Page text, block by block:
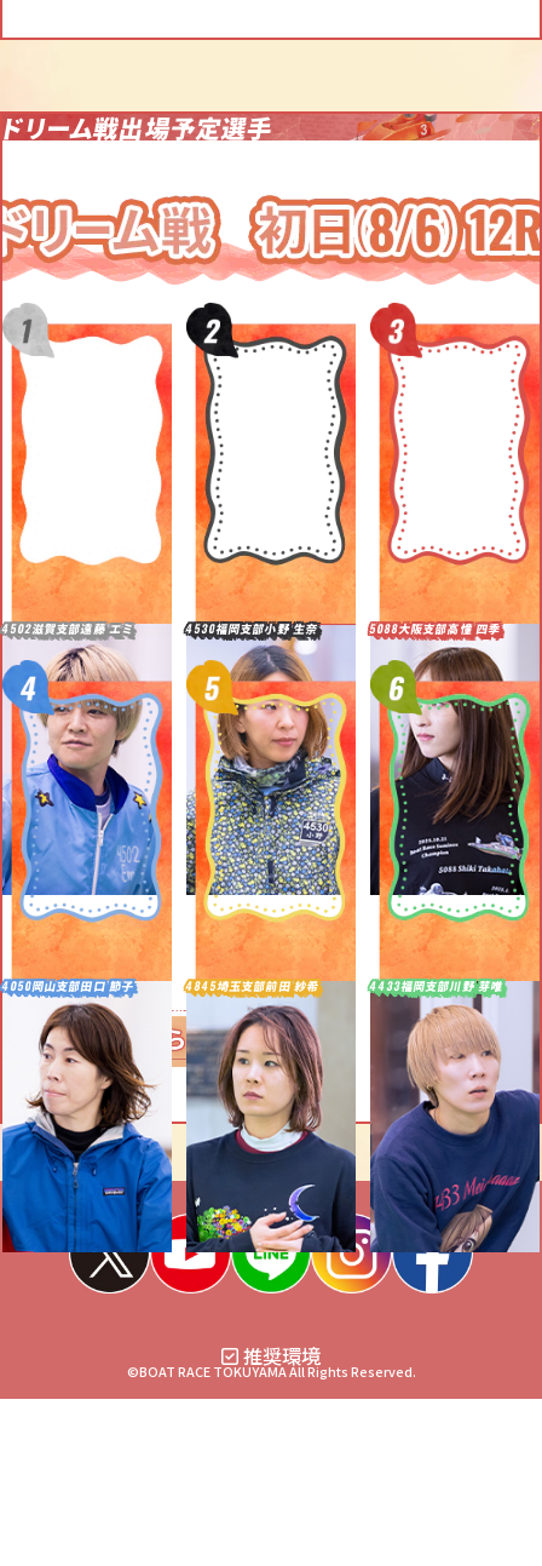
ドリーム戦出場予定選手
4502滋賀支部遠藤 エミ 4530福岡支部小野 生奈 5088大阪支部高憧 四季
4050岡山支部田口 節子 4845埼玉支部前田 紗希 4433福岡支部川野 芽唯
©BOAT RACE TOKUYAMA All Rights Reserved.
推奨環境
iOS
ブラウザ
Safari(最新版)
上記のOSであっても、端末機種の特性や通信環境などによって正常にご利用
リプレイ